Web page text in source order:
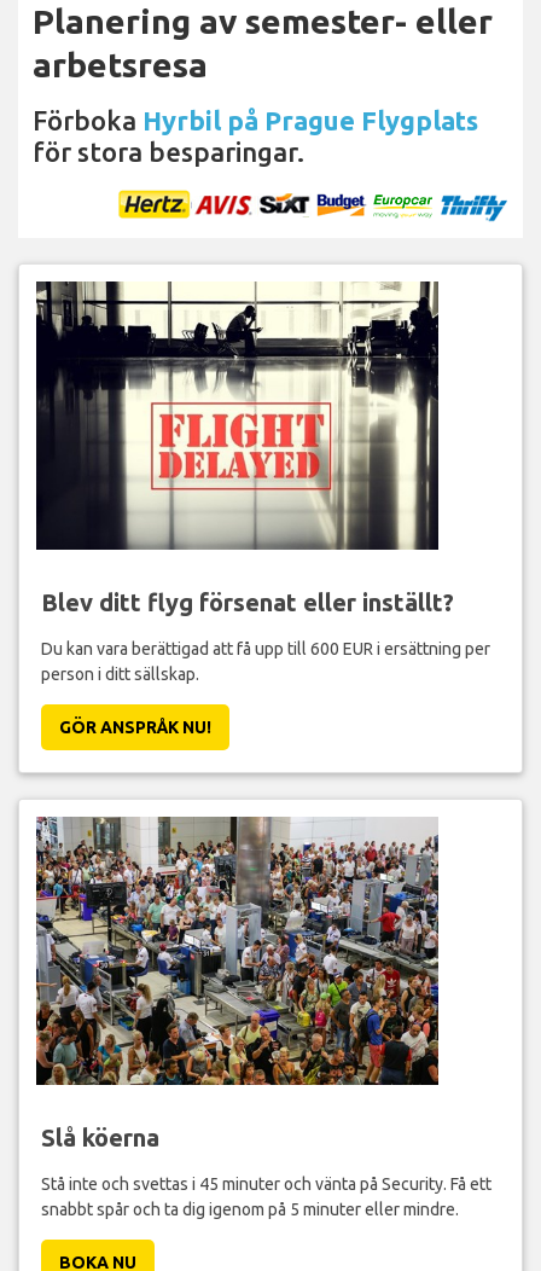
Planering av semester- eller
arbetsresa
Förboka Hyrbil på Prague Flygplats
för stora besparingar.
Blev ditt flyg försenat eller inställt?
Du kan vara berättigad att få upp till 600 EUR i ersättning per
person i ditt sällskap.
GÖR ANSPRÅK NU!
Slå köerna
Stå inte och svettas i 45 minuter och vänta på Security. Få ett
snabbt spår och ta dig igenom på 5 minuter eller mindre.
BOKA NU